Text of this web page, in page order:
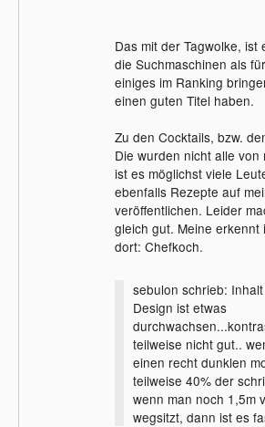
Das mit der Tagwolke, ist
die Suchmaschinen als
einiges im Ranking
einen guten Titel haben.
Zu den Cocktails, bzw.
Die wurden nicht alle von
ist es möglichst viele
ebenfalls Rezepte auf
veröffentlichen. Leider
gleich gut. Meine erkennt
dort: Chefkoch.
sebulon schrieb:
Design ist etwas
teilweise nicht gut..
einen recht dunklen
teilweise 40% der
wenn man noch 1,5m
wegsitzt, dann ist es